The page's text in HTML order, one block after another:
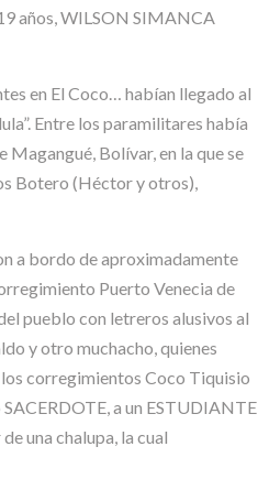
años, WILSON SIMANCA
en El Coco… habían llegado al
Entre los paramilitares había
Magangué, Bolívar, en la que se
Botero (Héctor y otros),
a bordo de aproximadamente
Puerto Venecia de
pueblo con letreros alusivos al
y otro muchacho, quienes
los corregimientos Coco Tiquisio
a un ESTUDIANTE
una chalupa, la cual